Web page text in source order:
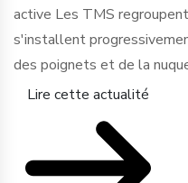
active Les TMS
s'installent
des poignets et de la
Lire cette actualité